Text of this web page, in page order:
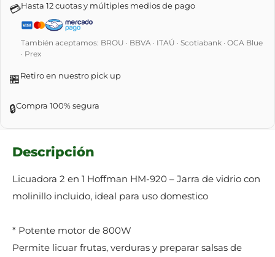
💳Hasta 12 cuotas y múltiples medios de pago
También aceptamos: BROU · BBVA · ITAÚ · Scotiabank · OCA Blue
· Prex
🏪Retiro en nuestro pick up
🔒Compra 100% segura
Descripción
Licuadora 2 en 1 Hoffman HM-920 – Jarra de vidrio con
molinillo incluido, ideal para uso domestico
* Potente motor de 800W
Permite licuar frutas, verduras y preparar salsas de